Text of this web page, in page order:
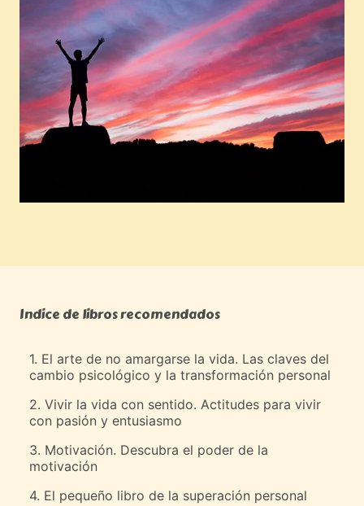
Indice de libros recomendados
1. El arte de no amargarse la vida. Las claves del
cambio psicológico y la transformación personal
2. Vivir la vida con sentido. Actitudes para vivir
con pasión y entusiasmo
3. Motivación. Descubra el poder de la
motivación
4. El pequeño libro de la superación personal